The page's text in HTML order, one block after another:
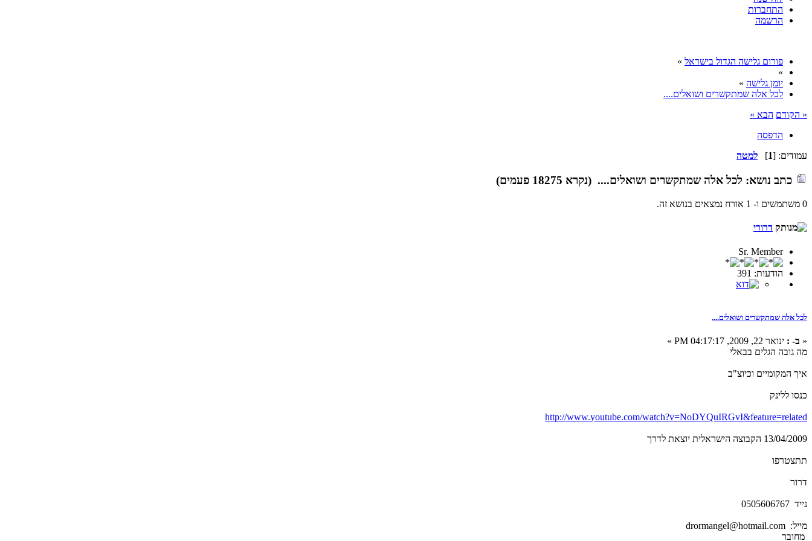
התחברות
הרשמה
פורום גלישה הגדול בישראל »
»
יומן גלישה »
לכל אלה שמתקשרים ושואלים....
« הקודם הבא »
הדפסה
עמודים: [1
] למטה
כתב נושא: לכל אלה שמתקשרים ושואלים.... (נקרא 18275 פעמים)
0 משתמשים ו- 1 אורח נמצאים בנושא זה.
דרורי
Sr. Member
הודעות: 391
לכל אלה שמתקשרים ושואלים....
« ב- : ינואר 22, 2009, 04:17:17 PM »
מה גובה הגלים בבאלי
איך המקומיים וכיוצ"ב
כנסו ללינק
http://www.youtube.com/watch?v=NoDYQuIRGvI&feature=related
13/04/2009 הקבוצה הישראלית יוצאת לדרך
תתצטרפו
דרור
נייד 0505606767
מייל: drormangel@hotmail.com
מחובר